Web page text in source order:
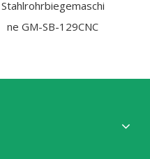
Stahlrohrbiegemaschi
ne GM-SB-129CNC